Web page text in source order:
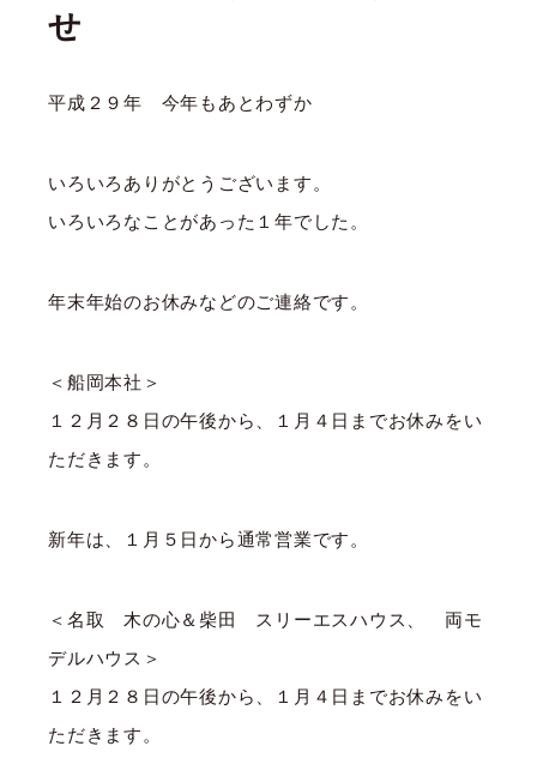
せ
平成２９年 今年もあとわずか
いろいろありがとうございます。
いろいろなことがあった１年でした。
年末年始のお休みなどのご連絡です。
＜船岡本社＞
１２月２８日の午後から、１月４日までお休みをい
ただきます。
新年は、１月５日から通常営業です。
＜名取 木の心＆柴田 スリーエスハウス、 両モ
デルハウス＞
１２月２８日の午後から、１月４日までお休みをい
ただきます。